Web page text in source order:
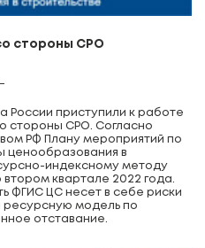
стороны СРО
России приступили к работе
стороны СРО. Согласно
РФ Плану мероприятий по
ценообразования в
индексному методу
квартале 2022 года.
ФГИС ЦС несет в себе риски
модель по
отставание.